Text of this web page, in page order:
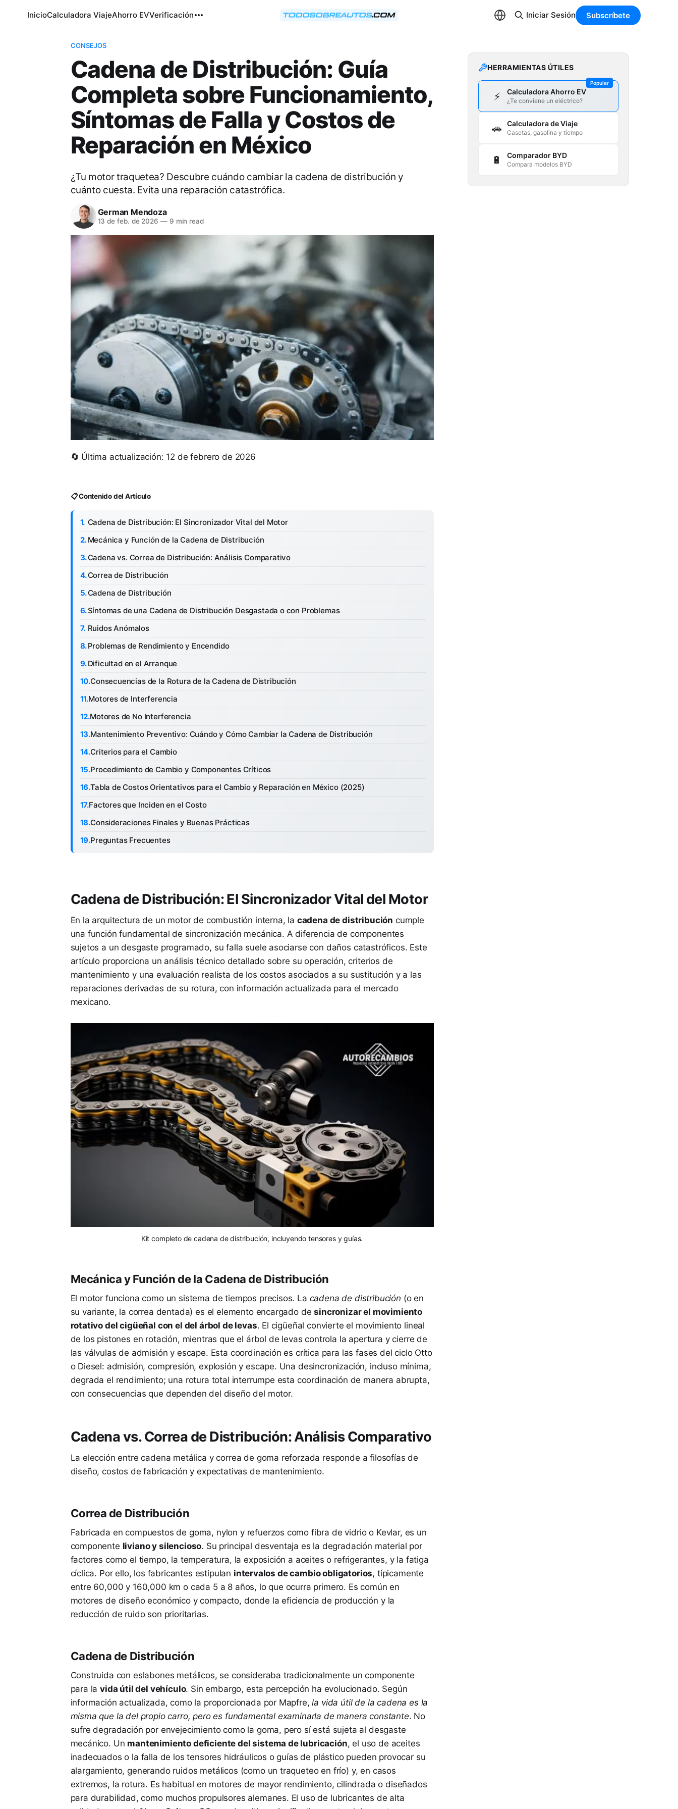
InicioCalculadora ViajeAhorro EVVerificación Iniciar Sesión Subscríbete
CONSEJOS
Cadena de Distribución: Guía
Completa sobre Funcionamiento,
Síntomas de Falla y Costos de
Reparación en México
¿Tu motor traquetea? Descubre cuándo cambiar la cadena de distribución y
cuánto cuesta. Evita una reparación catastrófica.
German Mendoza
13 de feb. de 2026 —9 min read
🔄 Última actualización: 12 de febrero de 2026
📋 Contenido del Artículo
Cadena de Distribución: El Sincronizador Vital del Motor
Mecánica y Función de la Cadena de Distribución
Cadena vs. Correa de Distribución: Análisis Comparativo
Correa de Distribución
Cadena de Distribución
Síntomas de una Cadena de Distribución Desgastada o con Problemas
Ruidos Anómalos
Problemas de Rendimiento y Encendido
Dificultad en el Arranque
Consecuencias de la Rotura de la Cadena de Distribución
Motores de Interferencia
Motores de No Interferencia
Mantenimiento Preventivo: Cuándo y Cómo Cambiar la Cadena de Distribución
Criterios para el Cambio
Procedimiento de Cambio y Componentes Críticos
Tabla de Costos Orientativos para el Cambio y Reparación en México (2025)
Factores que Inciden en el Costo
Consideraciones Finales y Buenas Prácticas
Preguntas Frecuentes
Cadena de Distribución: El Sincronizador Vital del Motor
En la arquitectura de un motor de combustión interna, la cadena de distribución cumple
una función fundamental de sincronización mecánica. A diferencia de componentes
sujetos a un desgaste programado, su falla suele asociarse con daños catastróficos. Este
artículo proporciona un análisis técnico detallado sobre su operación, criterios de
mantenimiento y una evaluación realista de los costos asociados a su sustitución y a las
reparaciones derivadas de su rotura, con información actualizada para el mercado
mexicano.
Kit completo de cadena de distribución, incluyendo tensores y guías.
Mecánica y Función de la Cadena de Distribución
El motor funciona como un sistema de tiempos precisos. La cadena de distribución (o en
su variante, la correa dentada) es el elemento encargado desincronizar el movimiento
rotativo del cigüeñal con el del árbol de levas. El cigüeñal convierte el movimiento lineal
de los pistones en rotación, mientras que el árbol de levas controla la apertura y cierre de
las válvulas de admisión y escape. Esta coordinación es crítica para las fases del ciclo Otto
o Diesel: admisión, compresión, explosión y escape. Una desincronización, incluso mínima,
degrada el rendimiento; una rotura total interrumpe esta coordinación de manera abrupta,
con consecuencias que dependen del diseño del motor.
Cadena vs. Correa de Distribución: Análisis Comparativo
La elección entre cadena metálica y correa de goma reforzada responde a filosofías de
diseño, costos de fabricación y expectativas de mantenimiento.
Correa de Distribución
Fabricada en compuestos de goma, nylon y refuerzos como fibra de vidrio o Kevlar, es un
componente liviano y silencioso. Su principal desventaja es la degradación material por
factores como el tiempo, la temperatura, la exposición a aceites o refrigerantes, y la fatiga
cíclica. Por ello, los fabricantes estipulan intervalos de cambio obligatorios, típicamente
entre 60,000 y 160,000 km o cada 5 a 8 años, lo que ocurra primero. Es común en
motores de diseño económico y compacto, donde la eficiencia de producción y la
reducción de ruido son prioritarias.
Cadena de Distribución
Construida con eslabones metálicos, se consideraba tradicionalmente un componente
para lavida útil del vehículo. Sin embargo, esta percepción ha evolucionado. Según
información actualizada, como la proporcionada por Mapfre,la vida útil de la cadena es la
misma que la del propio carro, pero es fundamental examinarla de manera constante. No
sufre degradación por envejecimiento como la goma, pero sí está sujeta al desgaste
mecánico. Un mantenimiento deficiente del sistema de lubricación, el uso de aceites
inadecuados o la falla de los tensores hidráulicos o guías de plástico pueden provocar su
alargamiento, generando ruidos metálicos (como un traqueteo en frío) y, en casos
extremos, la rotura. Es habitual en motores de mayor rendimiento, cilindrada o diseñados
para durabilidad, como muchos propulsores alemanes. El uso de lubricantes de alta
HERRAMIENTAS ÚTILES
Popular
⚡ Calculadora Ahorro EV
¿Te conviene un eléctrico?
🚗 Calculadora de Viaje
Casetas, gasolina y tiempo
🔋 Comparador BYD
Compara modelos BYD